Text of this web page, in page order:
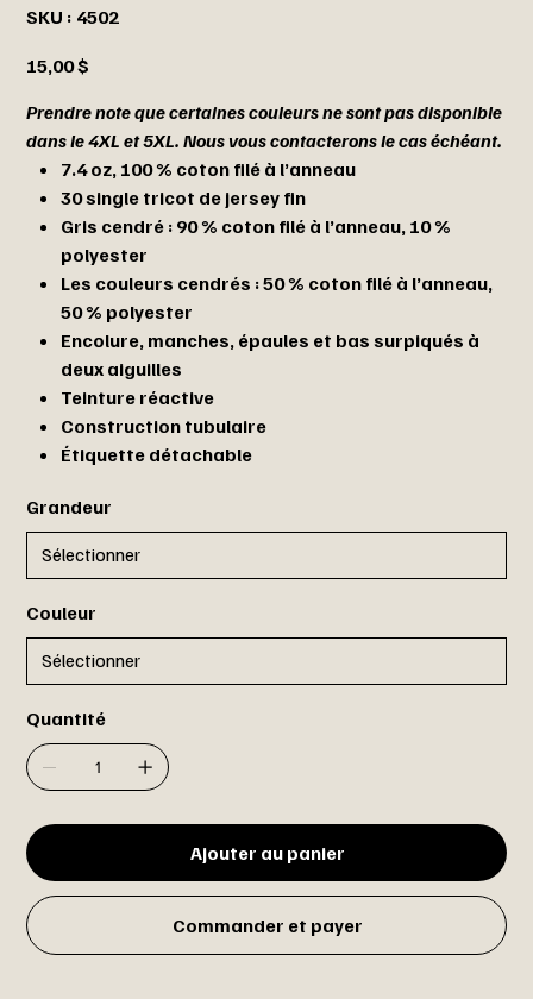
SKU : 4502
4502
15,00 $
Prendre note que certaines couleurs ne sont pas disponible
dans le 4XL et 5XL. Nous vous contacterons le cas échéant.
7.4 oz, 100 % coton filé à l’anneau
30 single tricot de jersey fin
Gris cendré : 90 % coton filé à l’anneau, 10 %
polyester
Les couleurs cendrés : 50 % coton filé à l’anneau,
50 % polyester
Encolure, manches, épaules et bas surpiqués à
deux aiguilles
Teinture réactive
Construction tubulaire
Étiquette détachable
Grandeur
Couleur
Quantité
Ajouter au panier
Commander et payer